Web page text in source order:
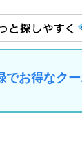
お得なクー